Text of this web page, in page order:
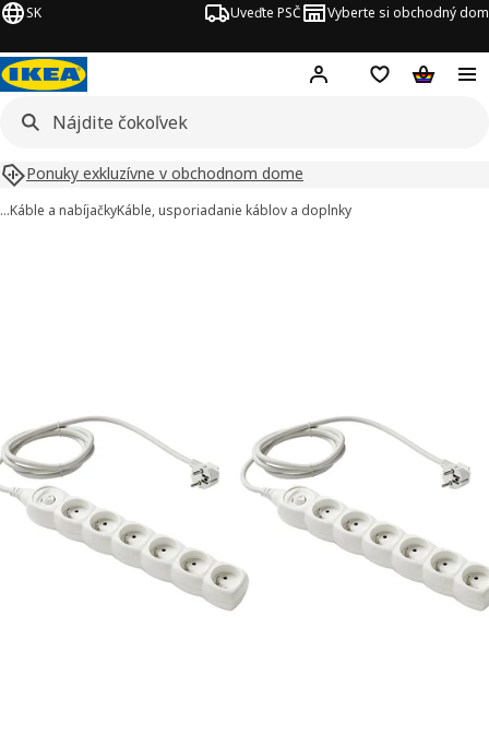
SK Uveďte PSČ Vyberte si obchodný dom
Hej! Prihlásenie
NákupnýNákupný
Ponuky exkluzívne v obchodnom dome
…Káble a nabíjačkyKáble, usporiadanie káblov a doplnky